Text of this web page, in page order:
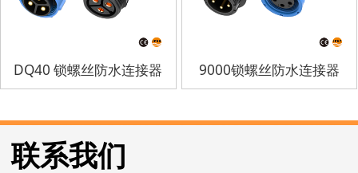
DQ40 锁螺丝防水连接器 9000锁螺丝防水连接器
联系我们